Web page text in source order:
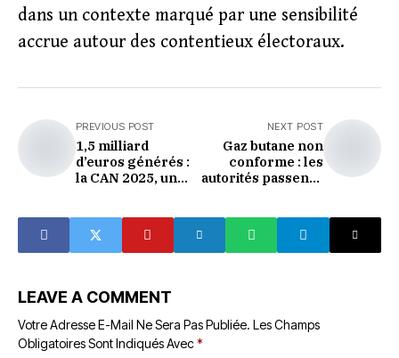
dans un contexte marqué par une sensibilité
accrue autour des contentieux électoraux.
PREVIOUS POST
1,5 milliard
d’euros générés :
la CAN 2025, un
NEXT POST
Gaz butane non
conforme : les
autorités passent à
LEAVE A COMMENT
Votre Adresse E-Mail Ne Sera Pas Publiée. Les Champs
Obligatoires Sont Indiqués Avec*